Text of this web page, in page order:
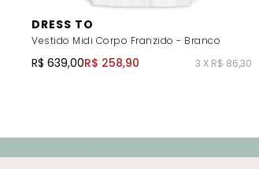
DRESS TO
Vestido Midi Corpo Franzido - Branco
R$ 639,00R$ 258,90 3 X R$ 86,30